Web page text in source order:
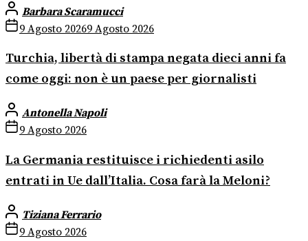
Barbara Scaramucci
9 Agosto 20269 Agosto 2026
Turchia, libertà di stampa negata dieci anni fa
come oggi: non è un paese per giornalisti
Antonella Napoli
9 Agosto 2026
La Germania restituisce i richiedenti asilo
entrati in Ue dall’Italia. Cosa farà la Meloni?
Tiziana Ferrario
9 Agosto 2026